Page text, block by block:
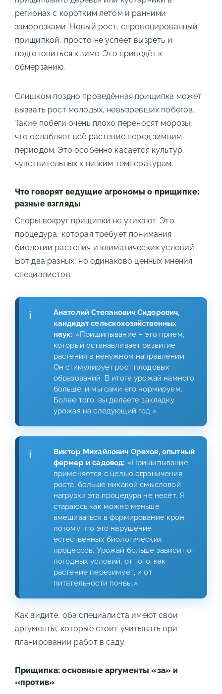
регионах с коротким летом и ранними
заморозками. Новый рост, спровоцированный
прищипкой, просто не успеет вызреть и
подготовиться к зиме. Это приведёт к
обмерзанию.
Слишком поздно проведённая прищипка может
вызвать рост молодых, невызревших побегов.
Такие побеги очень плохо переносят морозы,
что ослабляет всё растение перед зимним
периодом. Это особенно касается культур,
чувствительных к низким температурам.
Что говорят ведущие агрономы о прищипке:
разные взгляды
Споры вокруг прищипки не утихают. Это
процедура, которая требует понимания
биологии растения и климатических условий.
Вот два разных, но одинаково ценных мнения
специалистов:
Анатолий Степанович Сидорович,
кандидат сельскохозяйственных
наук: «Прищипывание – это приём,
который останавливает развитие
растения в ненужном направлении.
Он стимулирует рост плодовых
образований. В итоге урожай намного
больше, и мы сами его нормируем.
Более того, вы делаете закладку
урожая на следующий год.»
Виктор Михайлович Орехов, опытный
фермер и садовод: «Прищипывание
применяется с целью ограничения
роста, больше никакой смысловой
нагрузки эта процедура не несёт. Я
стараюсь как можно меньше
вмешиваться в формирование крон,
потому что это нарушение
естественных биологических
процессов. Урожай больше зависит от
погодных условий, от того, как
растение перезимует, и от
питательности почвы.»
Как видите, оба специалиста имеют свои
аргументы, которые стоит учитывать при
планировании работ в саду.
Прищипка: основные аргументы «за» и
«против»